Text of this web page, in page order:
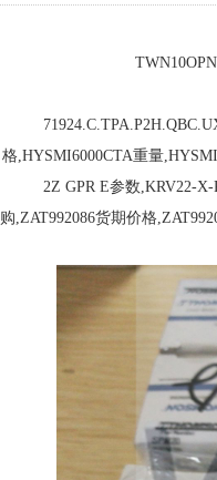
格,HYSMI6000CTA重量
2Z GPR E参数,KRV22-
购,ZAT992086货期价格